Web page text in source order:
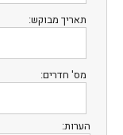
תאריך מבוקש:
מס' חדרים:
הערות: